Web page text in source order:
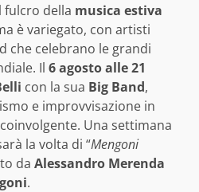
fulcro della musica estiva
è variegato, con artisti
che celebrano le grandi
Il 6 agosto alle 21
con la sua Big Band,
e improvvisazione in
Una settimana
la volta di “Mengoni
da Alessandro Merenda
.